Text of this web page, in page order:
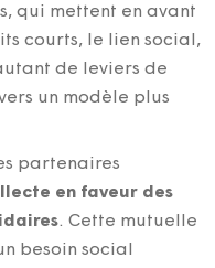
qui mettent en avant
courts, le lien social,
de leviers de
un modèle plus
partenaires
en faveur des
. Cette mutuelle
besoin social